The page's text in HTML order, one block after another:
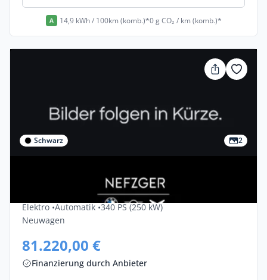
A 14,9 kWh / 100km (komb.)*0 g CO₂ / km (komb.)*
Schwarz 2
Bmw I4 EDrive40 5dr
Elektro •Automatik •340 PS (250 kW)
Neuwagen
81.220,00 €
Finanzierung durch Anbieter